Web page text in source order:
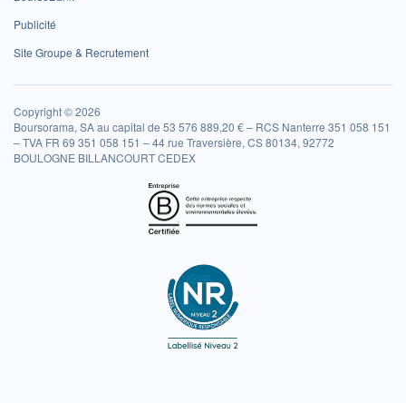
Publicité
Site Groupe & Recrutement
Copyright © 2026
Boursorama, SA au capital de 53 576 889,20 € – RCS Nanterre 351 058 151
– TVA FR 69 351 058 151 – 44 rue Traversière, CS 80134, 92772
BOULOGNE BILLANCOURT CEDEX